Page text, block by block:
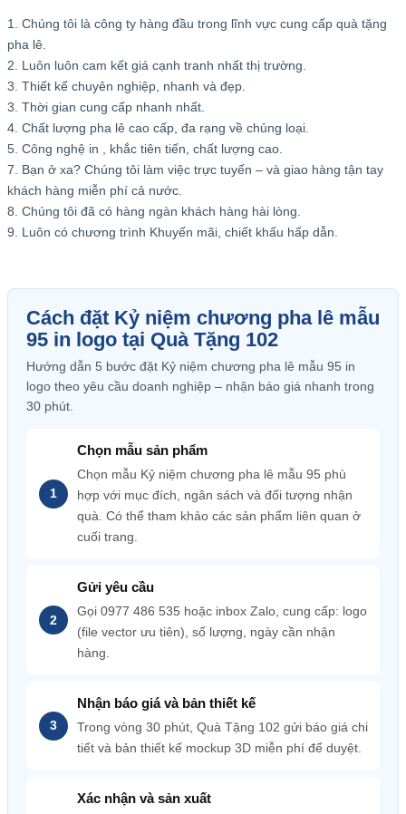
1. Chúng tôi là công ty hàng đầu trong lĩnh vực cung cấp quà tặng
pha lê.
2. Luôn luôn cam kết giá cạnh tranh nhất thị trường.
3. Thiết kế chuyên nghiệp, nhanh và đẹp.
3. Thời gian cung cấp nhanh nhất.
4. Chất lượng pha lê cao cấp, đa rạng về chủng loại.
5. Công nghệ in , khắc tiên tiến, chất lượng cao.
7. Bạn ở xa? Chúng tôi làm việc trực tuyến – và giao hàng tận tay
khách hàng miễn phí cả nước.
8. Chúng tôi đã có hàng ngàn khách hàng hài lòng.
9. Luôn có chương trình Khuyến mãi, chiết khấu hấp dẫn.
Cách đặt Kỷ niệm chương pha lê mẫu
95 in logo tại Quà Tặng 102
Hướng dẫn 5 bước đặt Kỷ niệm chương pha lê mẫu 95 in
logo theo yêu cầu doanh nghiệp – nhận báo giá nhanh trong
30 phút.
Chọn mẫu sản phẩm
Chọn mẫu Kỷ niệm chương pha lê mẫu 95 phù
hợp với mục đích, ngân sách và đối tượng nhận
quà. Có thể tham khảo các sản phẩm liên quan ở
cuối trang.
Gửi yêu cầu
Gọi 0977 486 535 hoặc inbox Zalo, cung cấp: logo
(file vector ưu tiên), số lượng, ngày cần nhận
hàng.
Nhận báo giá và bản thiết kế
Trong vòng 30 phút, Quà Tặng 102 gửi báo giá chi
tiết và bản thiết kế mockup 3D miễn phí để duyệt.
Xác nhận và sản xuất